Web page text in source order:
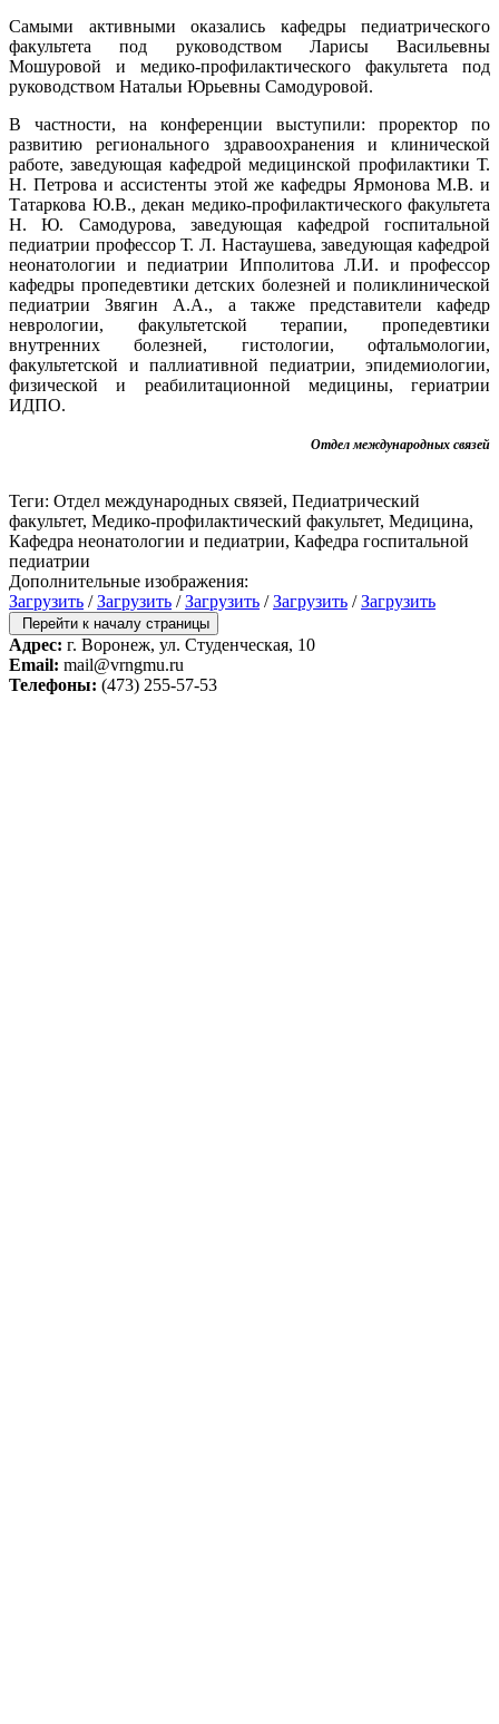
Самыми активными оказались кафедры педиатрического
факультета под руководством Ларисы Васильевны
Мошуровой и медико-профилактического факультета под
руководством Натальи Юрьевны Самодуровой.
В частности, на конференции выступили: проректор по
развитию регионального здравоохранения и клинической
работе, заведующая кафедрой медицинской профилактики Т.
Н. Петрова и ассистенты этой же кафедры Ярмонова М.В. и
Татаркова Ю.В., декан медико-профилактического факультета
Н. Ю. Самодурова, заведующая кафедрой госпитальной
педиатрии профессор Т. Л. Настаушева, заведующая кафедрой
неонатологии и педиатрии Ипполитова Л.И. и профессор
кафедры пропедевтики детских болезней и поликлинической
педиатрии Звягин А.А., а также представители кафедр
неврологии, факультетской терапии, пропедевтики
внутренних болезней, гистологии, офтальмологии,
факультетской и паллиативной педиатрии, эпидемиологии,
физической и реабилитационной медицины, гериатрии
ИДПО.
Отдел международных связей
Теги: Отдел международных связей, Педиатрический
факультет, Медико-профилактический факультет, Медицина,
Кафедра неонатологии и педиатрии, Кафедра госпитальной
педиатрии
Дополнительные изображения:
Загрузить /Загрузить /Загрузить /Загрузить /Загрузить
Перейти к началу страницы
Адрес: г. Воронеж, ул. Студенческая, 10
Email: mail@vrngmu.ru
Телефоны: (473) 255-57-53